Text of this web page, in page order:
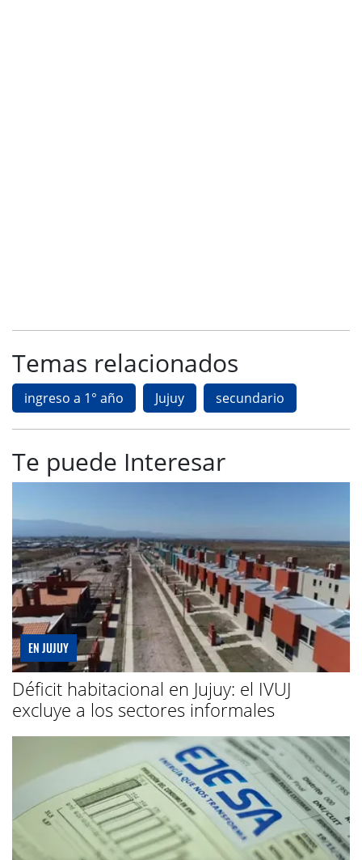
Temas relacionados
ingreso a 1° año Jujuy secundario
Te puede Interesar
EN JUJUY
Déficit habitacional en Jujuy: el IVUJ
excluye a los sectores informales